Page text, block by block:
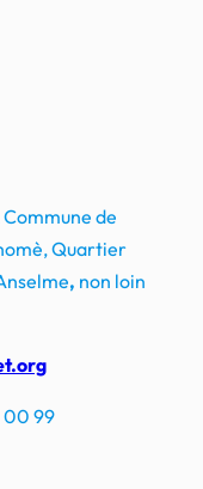
de
Quartier
, non loin
00 99